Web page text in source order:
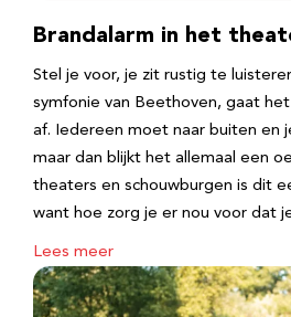
Brandalarm in het
Stel je voor, je zit rustig te
symfonie van Beethoven, gaat
af. Iedereen moet naar buiten en
maar dan blijkt het allemaal een
theaters en schouwburgen is dit
want hoe zorg je er nou voor dat
Lees meer